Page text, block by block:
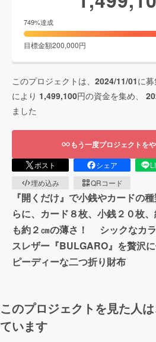
749%達成
目標金額200,000円
このプロジェクトは、 2024/11/01に募
により 1,499,100円の資金を集め、
ました
もう一度プロジェクトを
ポスト シェア
埋め込み
QRコード
『開くだけ』で小銭やカードの
らに、カード８枚、小銭２０枚
も約２㎝の薄さ！ シックなカ
スレザー『BULGARO』を贅沢
ピーディーな二つ折り財布
このプロジェクトを見た人
ています